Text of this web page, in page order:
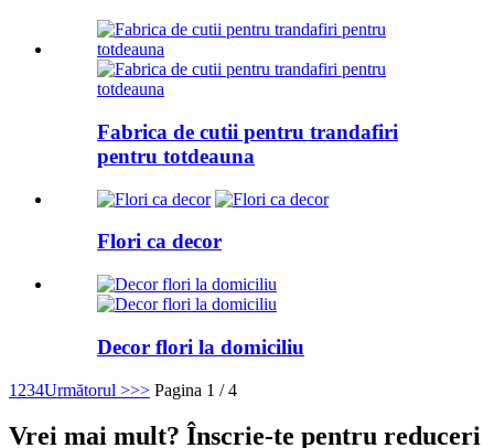
Fabrica de cutii pentru trandafiri
pentru totdeauna
Flori ca decor
Decor flori la domiciliu
1 234Următorul >>> Pagina 1 / 4
Vrei mai mult? Înscrie-te pentru reduceri